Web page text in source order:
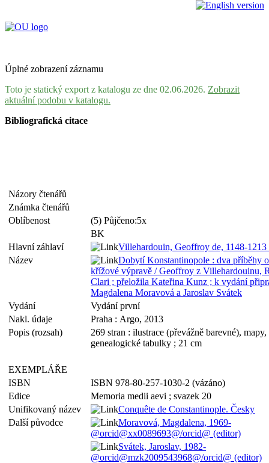
Úplné zobrazení záznamu
Toto je statický export z katalogu ze dne 02.06.2026. Zobrazit
aktuální podobu v katalogu.
Bibliografická citace
Názory čtenářů
Známka čtenářů
Oblíbenost
(5) Půjčeno:5x
BK
Hlavní záhlaví
Villehardouin, Geoffroy de, 1148-1213
Název
Dobytí Konstantinopole : dva příběhy
křížové výpravě / Geoffroy z Villehardouinu,
Clari ; přeložila Kateřina Kunz ; k vydání
Magdalena Moravová a Jaroslav Svátek
Vydání
Vydání první
Nakl. údaje
Praha : Argo, 2013
Popis (rozsah)
269 stran : ilustrace (převážně barevné),
genealogické tabulky ; 21 cm
EXEMPLÁŘE
ISBN
ISBN 978-80-257-1030-2 (vázáno)
Edice
Memoria medii aevi ; svazek 20
Unifikovaný název
Conquête de Constantinople. Česky
Další původce
Moravová, Magdalena, 1969-
@orcid@xx0089693@/orcid@ (editor)
Svátek, Jaroslav, 1982-
@orcid@mzk2009543968@/orcid@ (editor)